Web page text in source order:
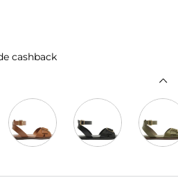
cashback